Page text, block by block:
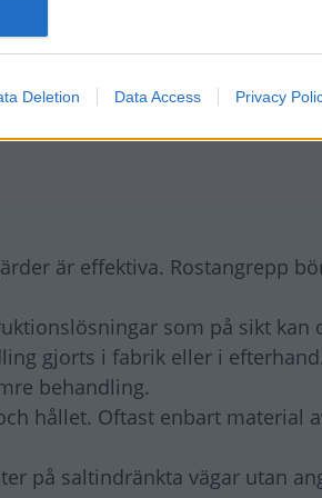
Deletion Data Access Privacy
är effektiva. Rostangrepp
som på sikt kan
gjorts i fabrik eller i efterhand.
behandling.
hållet. Oftast enbart material
på saltindränkta vägar utan